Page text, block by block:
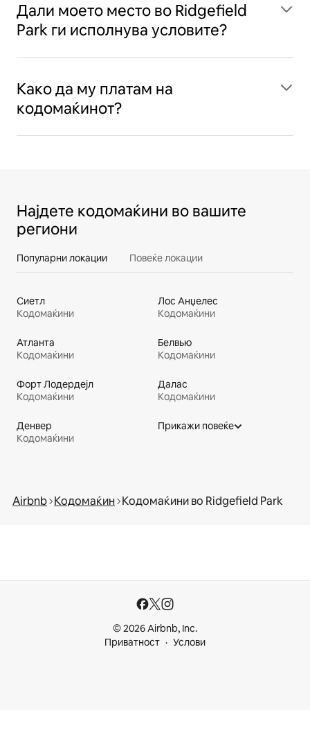
Дали моето место во Ridgefield
Park ги исполнува условите?
Како да му платам на
кодомаќинот?
Најдете кодомаќини во вашите
региони
Популарни локации Повеќе локации
Сиетл
Кодомаќини
Лос Анџелес
Кодомаќини
Атланта
Кодомаќини
Белвью
Кодомаќини
Форт Лодердејл
Кодомаќини
Далас
Кодомаќини
Денвер
Кодомаќини
Прикажи повеќе
Airbnb Кодомаќин Кодомаќини во Ridgefield Park
© 2026 Airbnb, Inc.
Приватност
Услови